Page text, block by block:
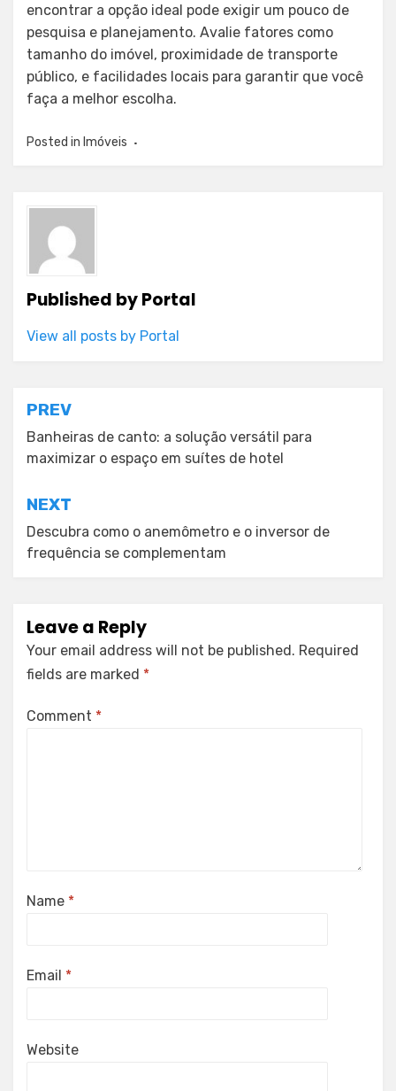
encontrar a opção ideal pode exigir um pouco de
pesquisa e planejamento. Avalie fatores como
tamanho do imóvel, proximidade de transporte
público, e facilidades locais para garantir que você
faça a melhor escolha.
Posted in Imóveis
Published byPortal
View all posts by Portal
Post
navigation
PREV
Banheiras de canto: a solução versátil para
maximizar o espaço em suítes de hotel
NEXT
Descubra como o anemômetro e o inversor de
frequência se complementam
Leave a Reply
Your email address will not be published. Required
fields are marked *
Comment *
Name *
Email *
Website